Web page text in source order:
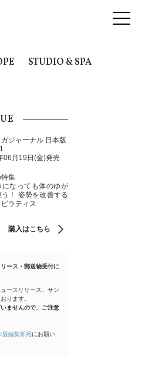
STUDIO & SPA
ジャーナル 日本版
06月19日(金)発売
集
になっても体のゆが
！ 姿勢を改善する
ラティス
購入はこちら
ース・郵送物受付に
ースリリース、サン
ります。
ませんので、ご注意
版編集部宛にお願い